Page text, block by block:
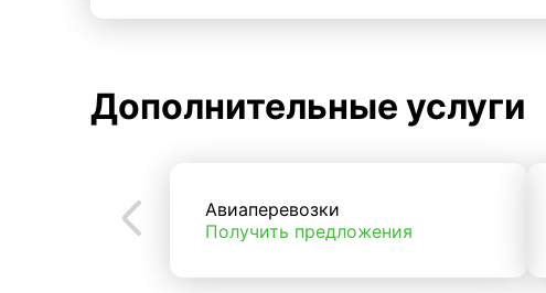
Дополнительные услуги
Авиаперевозки
Получить предложения